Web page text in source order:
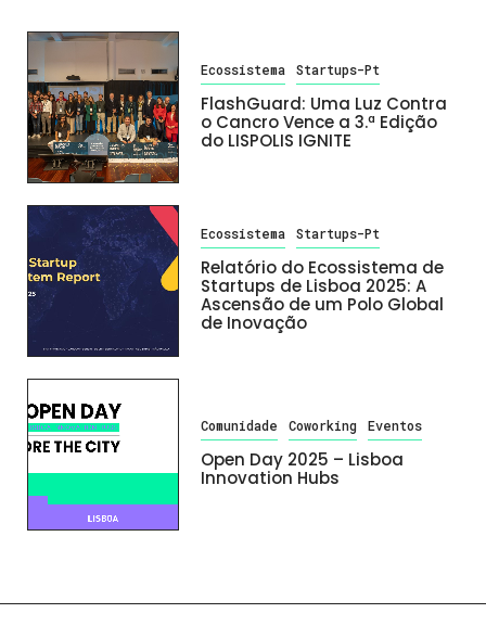
Ecossistema Startups-Pt
FlashGuard: Uma Luz Contra
o Cancro Vence a 3.ª Edição
do LISPOLIS IGNITE
Ecossistema Startups-Pt
Relatório do Ecossistema de
Startups de Lisboa 2025: A
Ascensão de um Polo Global
de Inovação
Comunidade Coworking Eventos
Open Day 2025 – Lisboa
Innovation Hubs